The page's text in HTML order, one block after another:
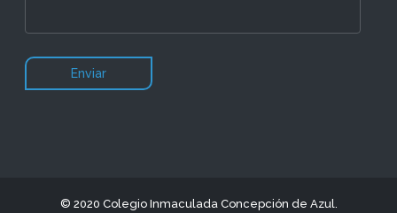
© 2020 Colegio Inmaculada Concepción de Azul.